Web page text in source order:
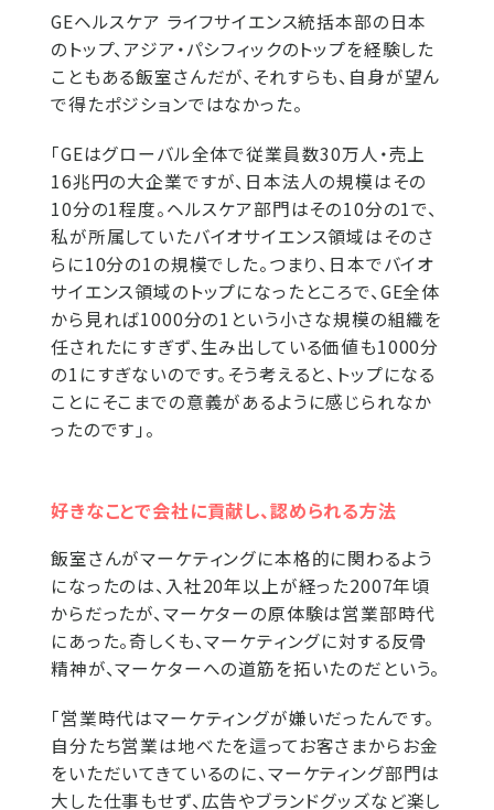
GEヘルスケア ライフサイエンス統括本部の日本
のトップ、アジア・パシフィックのトップを経験した
こともある飯室さんだが、それすらも、自身が望ん
で得たポジションではなかった。
「GEはグローバル全体で従業員数30万人・売上
16兆円の大企業ですが、日本法人の規模はその
10分の1程度。ヘルスケア部門はその10分の1で、
私が所属していたバイオサイエンス領域はそのさ
らに10分の1の規模でした。つまり、日本でバイオ
サイエンス領域のトップになったところで、GE全体
から見れば1000分の1という小さな規模の組織を
任されたにすぎず、生み出している価値も1000分
の1にすぎないのです。そう考えると、トップになる
ことにそこまでの意義があるように感じられなか
ったのです」。
好きなことで会社に貢献し、認められる方法
飯室さんがマーケティングに本格的に関わるよう
になったのは、入社20年以上が経った2007年頃
からだったが、マーケターの原体験は営業部時代
にあった。奇しくも、マーケティングに対する反骨
精神が、マーケターへの道筋を拓いたのだという。
「営業時代はマーケティングが嫌いだったんです。
自分たち営業は地べたを這ってお客さまからお金
をいただいてきているのに、マーケティング部門は
大した仕事もせず、広告やブランドグッズなど楽し